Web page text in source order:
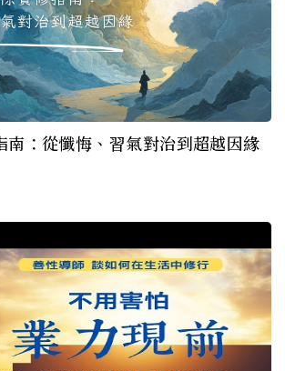
南：從懺悔、習氣對治到超越因緣